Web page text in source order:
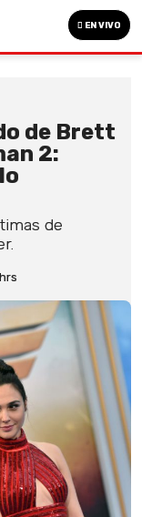
EN VIVO
de Brett
2:
de